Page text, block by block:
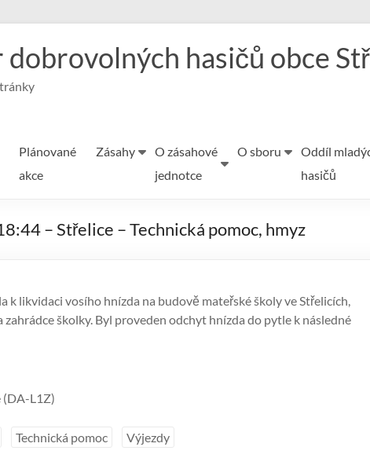
dobrovolných hasičů obce
Plánované
akce
Zásahy
O zásahové
jednotce
O sboru
Oddíl
hasičů
– Střelice – Technická pomoc, hmyz
k likvidaci vosího hnízda na budově mateřské školy ve Střelicích,
školky. Byl proveden odchyt hnízda do pytle k následné
(DA-L1Z)
Technická pomoc Výjezdy